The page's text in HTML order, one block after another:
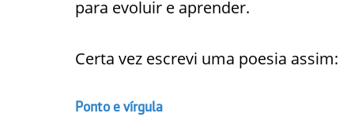
para evoluir e aprender.
Certa vez escrevi uma poesia assim:
Ponto e vírgula